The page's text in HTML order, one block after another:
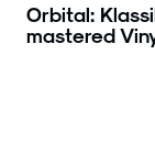
Orbital:
mastered